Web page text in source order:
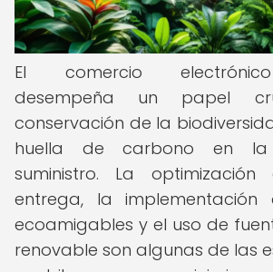
El comercio
desempeña un papel
conservación de la
huella de carbono en
suministro. La
entrega, la implementación
ecoamigables y el uso de
renovable son algunas de las